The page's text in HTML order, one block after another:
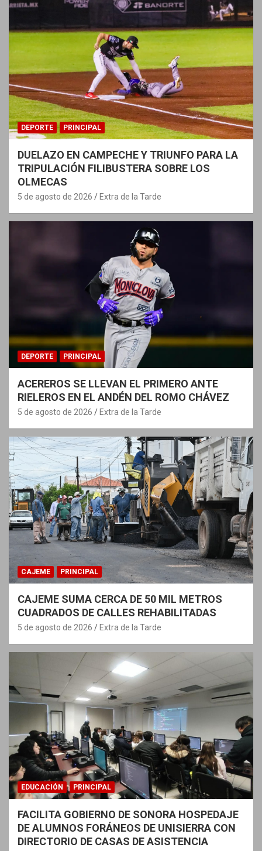
DEPORTE PRINCIPAL
DUELAZO EN CAMPECHE Y TRIUNFO PARA LA
TRIPULACIÓN FILIBUSTERA SOBRE LOS
OLMECAS
5 de agosto de 2026 Extra de la Tarde
DEPORTE PRINCIPAL
ACEREROS SE LLEVAN EL PRIMERO ANTE
RIELEROS EN EL ANDÉN DEL ROMO CHÁVEZ
5 de agosto de 2026 Extra de la Tarde
CAJEME PRINCIPAL
CAJEME SUMA CERCA DE 50 MIL METROS
CUADRADOS DE CALLES REHABILITADAS
5 de agosto de 2026 Extra de la Tarde
EDUCACIÓN PRINCIPAL
FACILITA GOBIERNO DE SONORA HOSPEDAJE
DE ALUMNOS FORÁNEOS DE UNISIERRA CON
DIRECTORIO DE CASAS DE ASISTENCIA